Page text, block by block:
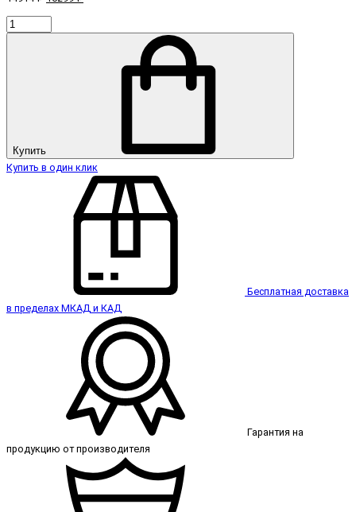
Купить
Купить в один клик
Бесплатная доставка
в пределах МКАД и КАД
Гарантия на
продукцию от производителя